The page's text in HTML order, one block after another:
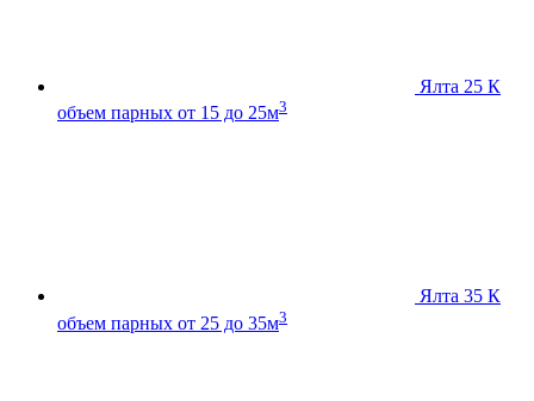
Ялта 25 К
объем парных от 15 до 25м3
Ялта 35 К
объем парных от 25 до 35м3